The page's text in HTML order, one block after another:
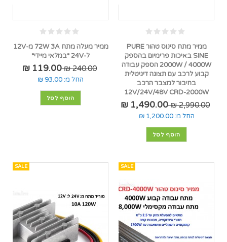
ממיר מתח סינוס טהור PURE
SINE באיכות פרימיום בהספק
2000W / 4000W הספק עבודה
קבוע לרכב עם תצוגה דיגיטלית
בחיבור למצבר הרכב
12V/24V/48V CRD-2000W
2,990.00 ₪
1,490.00 ₪
החל מ: 1,200.00 ₪
הוסף לסל
ממיר מעלה מתח 72W 3A מ-12V
ל-24V *במלאי מיידי*
240.00 ₪
119.00 ₪
החל מ: 93.00 ₪
הוסף לסל
SALE
SALE